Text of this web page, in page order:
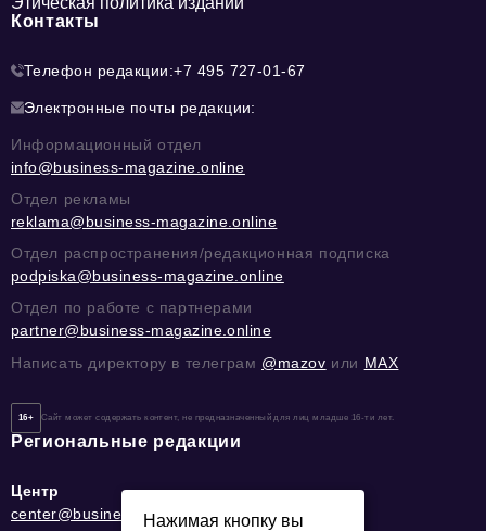
Контакты
Телефон редакции:+7 495 727-01-67
Электронные почты редакции:
Информационный отдел
info@business-magazine.online
Отдел рекламы
reklama@business-magazine.online
Отдел распространения/редакционная подписка
podpiska@business-magazine.online
Отдел по работе с партнерами
partner@business-magazine.online
Написать директору в телеграм @mazov или MAX
16+ Сайт может содержать контент, не предназначенный для лиц младше 16-ти лет.
Региональные редакции
Центр
center@business-magazine.online
Нажимая кнопку вы